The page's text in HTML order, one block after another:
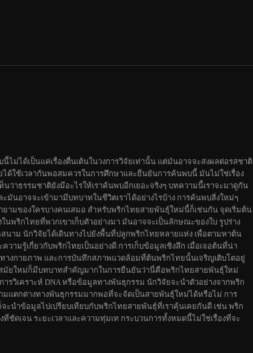
ม่ได้เป็นแค่เรื่องตื่นเต้นในวงการวิจัยเท่านั้น แต่มันอาจจะส่งผลต่อรสชาติ
ด้ใช้เวลากันพอสมควรในการศึกษาและยืนยันการค้นพบนี้ มันไม่ใช่เรื่อง
ว่าธรรมชาติยังมีอะไรให้เราค้นพบอีกเยอะจริงๆ บทความนี้เราจะมาดูกัน
อาจจะเข้ามามีบทบาทในชีวิตเราได้อย่างไรบ้าง การค้นพบสิ่งใหม่ๆ
ามของใครบางคนเสมอ สำหรับพริกไทยสายพันธุ์ใหม่นี้ก็เช่นกัน จุดเริ่มต้น
นพริกไทยที่พวกเขาเก็บตัวอย่างมา มันอาจจะเป็นลักษณะของใบ รูปร่าง
นาม นักวิจัยได้เดินทางไปยังพื้นที่ปลูกพริกไทยหลายแห่ง เพื่อตามหาต้น
มรู้เกี่ยวกับพริกไทยเป็นอย่างดี การเก็บข้อมูลเชิงลึก เมื่อเจอต้นที่น่า
งกายภาพ และการบันทึกสภาพแวดล้อมที่ต้นพริกไทยนั้นเจริญเติบโตอยู่
มัยใหม่ก็มีบทบาทสำคัญมากในการยืนยันว่านี่คือพริกไทยสายพันธุ์ใหม่
รวิเคราะห์ DNA หรือข้อมูลทางพันธุกรรม นักวิจัยจะนำตัวอย่างจากพริก
แตกต่างทางพันธุกรรมมากพอที่จะจัดเป็นสายพันธุ์ใหม่ได้หรือไม่ การ
ะนำข้อมูลไปเปรียบเทียบกับพริกไทยสายพันธุ์ที่เราคุ้นเคยกันดี เช่น พริก
ดเจน ระยะเวลาและความทุ่มเท กระบวนการทั้งหมดนี้ไม่ใช่เรื่องที่จะ